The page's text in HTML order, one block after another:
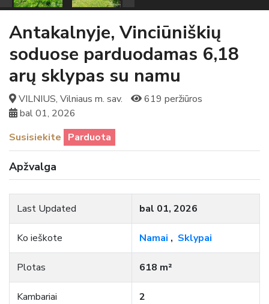
Antakalnyje, Vinciūniškių
soduose parduodamas 6,18
arų sklypas su namu
VILNIUS, Vilniaus m. sav.
619 peržiūros
bal 01, 2026
Susisiekite Parduota
Apžvalga
Last Updated bal 01, 2026
Ko ieškote Namai , Sklypai
Plotas 618 m²
Kambariai 2